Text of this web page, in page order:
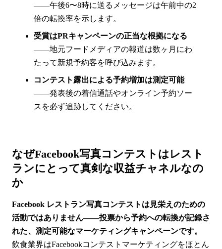
——午後6〜8時に送るメッセージは午前中の2
倍の転換率を示します。
受賞はPRキャンペーンの正当な根拠になる
——地元フードメディアの報道は数ヶ月にわ
たって新規予約客を呼び込みます。
コンテスト露出による予約増加は測定可能
——発表後の着信通話やオンライン予約ソー
スを必ず追跡してください。
なぜFacebook写真コンテストはレスト
ランにとって真剣な収益チャネルなの
か
Facebook レストラン写真コンテストは見栄えのための
活動ではありません——投票から予約への転換が記録さ
れた、測定可能なマーケティングキャンペーンです。
飲食業界はFacebookコンテストマーケティングをほとん